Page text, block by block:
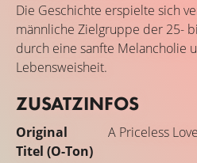
Die Geschichte erspielte sich
männliche Zielgruppe der 25-
durch eine sanfte Melancholie
Lebensweisheit.
ZUSATZINFOS
Original
Titel (O-Ton)
A Priceless